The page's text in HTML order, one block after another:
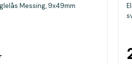
Messing, 9x49mm